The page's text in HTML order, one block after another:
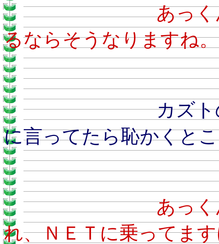
あ
るならそうなりますね
カズトのおと
に言ってたら恥かくと
あ
れ、ＮＥＴに乗ってま